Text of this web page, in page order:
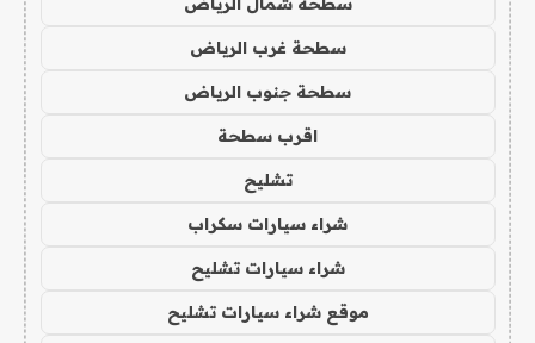
سطحة غرب الرياض
سطحة جنوب الرياض
اقرب سطحة
تشليح
شراء سيارات سكراب
شراء سيارات تشليح
موقع شراء سيارات تشليح